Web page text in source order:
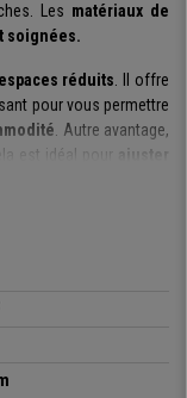
Les matériaux de
soignées.
réduits. Il offre
pour vous permettre
. Autre avantage,
est idéal pour
ajuster
qualité.
pendant de longues